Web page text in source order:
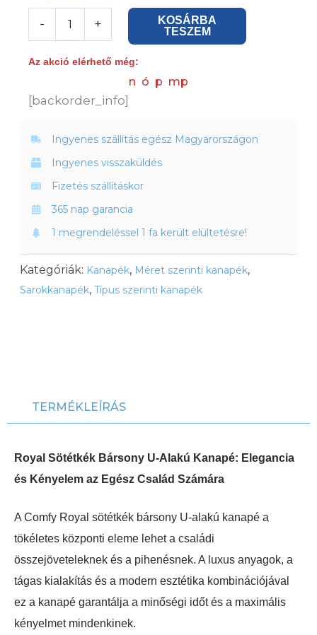
-
U
alakú
Sötétkék
+
párna
mennyiség
+
KOSÁRBA
TESZEM
Az akció elérhető még:
n ó p mp
[backorder_info]
Ingyenes szállítás egész Magyarországon
Ingyenes visszaküldés
Fizetés szállításkor
365 nap garancia
1 megrendeléssel 1 fa került elültetésre!
Kategóriák: Kanapék, Méret szerinti kanapék,
Sarokkanapék, Típus szerinti kanapék
TERMÉKLEÍRÁS
Royal Sötétkék Bársony U-Alakú Kanapé: Elegancia
és Kényelem az Egész Család Számára
A Comfy Royal sötétkék bársony U-alakú kanapé a
tökéletes központi eleme lehet a családi
összejöveteleknek és a pihenésnek. A luxus anyagok, a
tágas kialakítás és a modern esztétika kombinációjával
ez a kanapé garantálja a minőségi időt és a maximális
kényelmet mindenkinek.